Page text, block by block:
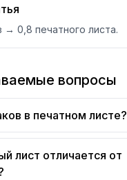
→ 0,8 печатного листа.
вопросы
в печатном листе?
лист отличается от